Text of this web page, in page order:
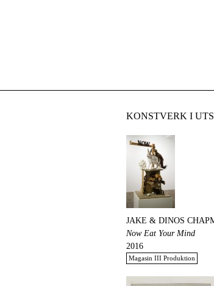
KONSTVERK I
JAKE & DINOS
Now Eat Your Mind
2016
Magasin III Produktion